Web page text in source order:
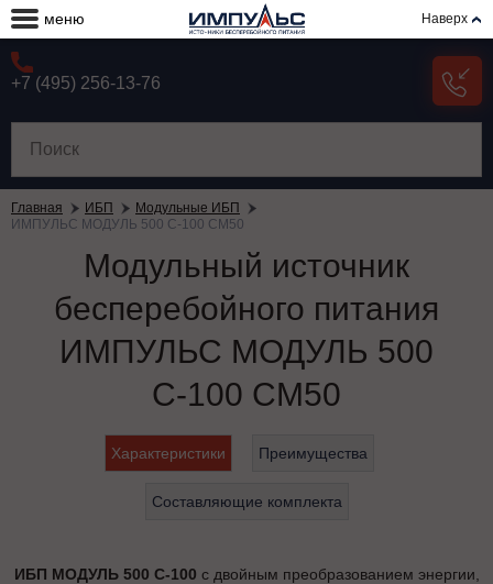
меню Наверх
+7 (495) 256-13-76
Главная ИБП
Модульные ИБП
ИМПУЛЬС МОДУЛЬ 500 С-100 СМ50
Модульный источник
бесперебойного питания
ИМПУЛЬС МОДУЛЬ 500
С-100 СМ50
Характеристики Преимущества
Составляющие комплекта
ИБП МОДУЛЬ 500 С-100 с двойным преобразованием энергии,